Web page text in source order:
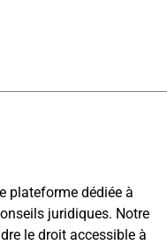
plateforme dédiée à
juridiques. Notre
le droit accessible à